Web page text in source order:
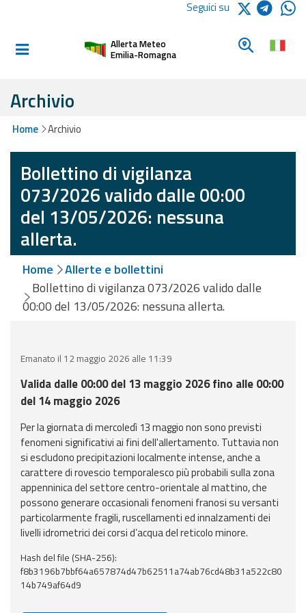
Informati e
Allerte E
Allerte e
Bollettini
Meteo
Allerte e
Bollettini
Valanghe
Monitoraggio
eventi
Previsioni meteo e
marine
Dati osservati
Radar meteo
Operativi
Seguici su
Allerta Meteo
Emilia-Romagna
Cerca un
Archivio
Home Archivio
Bollettino di vigilanza
073/2026 valido dalle 00:00
del 13/05/2026: nessuna
allerta.
Home
Allerte e bollettini
Bollettino di vigilanza 073/2026 valido dalle
00:00 del 13/05/2026: nessuna allerta.
Emanato il 12 maggio 2026 alle 11:39
Valida dalle 00:00 del 13 maggio 2026 fino alle 00:00
del 14 maggio 2026
Per la giornata di mercoledì 13 maggio non sono previsti
fenomeni significativi ai fini dell'allertamento. Tuttavia non
si escludono precipitazioni localmente intense, anche a
carattere di rovescio temporalesco più probabili sulla zona
appenninica del settore centro-orientale al mattino, che
possono generare occasionali fenomeni franosi su versanti
particolarmente fragili, ruscellamenti ed innalzamenti dei
livelli idrometrici dei corsi d’acqua del reticolo minore.
Hash del file (SHA-256):
f8b3196b7bbf64a657874d47b62511a74ab76cd48b31a522c80
14b749af64d9